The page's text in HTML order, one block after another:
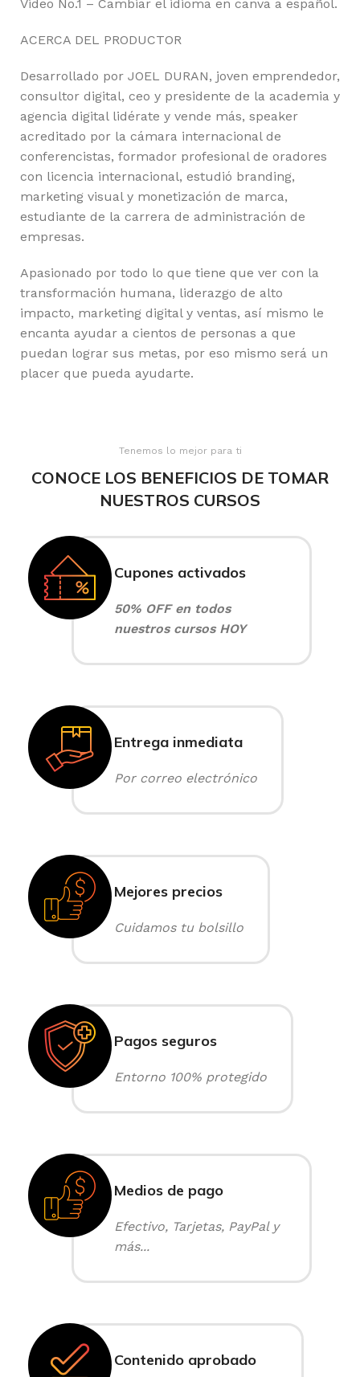
Video No.1 – Cambiar el idioma en canva a español.
ACERCA DEL PRODUCTOR
Desarrollado por JOEL DURAN, joven emprendedor,
consultor digital, ceo y presidente de la academia y
agencia digital lidérate y vende más, speaker
acreditado por la cámara internacional de
conferencistas, formador profesional de oradores
con licencia internacional, estudió branding,
marketing visual y monetización de marca,
estudiante de la carrera de administración de
empresas.
Apasionado por todo lo que tiene que ver con la
transformación humana, liderazgo de alto
impacto, marketing digital y ventas, así mismo le
encanta ayudar a cientos de personas a que
puedan lograr sus metas, por eso mismo será un
placer que pueda ayudarte.
Tenemos lo mejor para ti
CONOCE LOS BENEFICIOS DE TOMAR
NUESTROS CURSOS
Cupones activados
50% OFF en todos
nuestros cursos HOY
Entrega inmediata
Por correo electrónico
Mejores precios
Cuidamos tu bolsillo
Pagos seguros
Entorno 100% protegido
Medios de pago
Efectivo, Tarjetas, PayPal y
más...
Contenido aprobado